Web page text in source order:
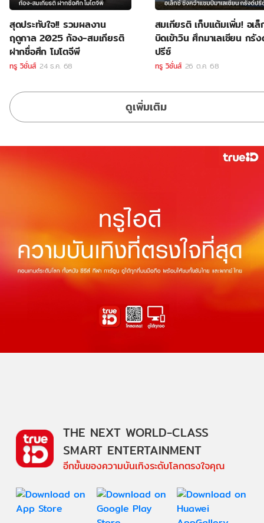
สุดประทับใจ!! รวมผลงาน
ฤดูกาล 2025 ก้อง-สมเกียรติ
ฝากชื่อศึก โมโตจีพี
ทรู วิชั่นส์ 24 ธ.ค. 68
สมเกียรติ เก็บแต้มเพิ่ม! อเล็
บิดเข้าวิน ศึกมาเลเซียน กรั
ปรีซ์
ทรู วิชั่นส์ 26 ต.ค. 68
ดูเพิ่มเติม
THE NEXT WORLD-CLASS
SMART ENTERTAINMENT
อีกขั้นของความบันเทิงระดับโลกตรงใจคุณ